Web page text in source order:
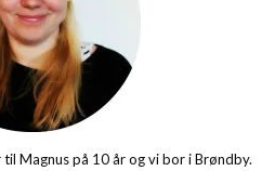
Magnus på 10 år og vi bor i Brøndby.